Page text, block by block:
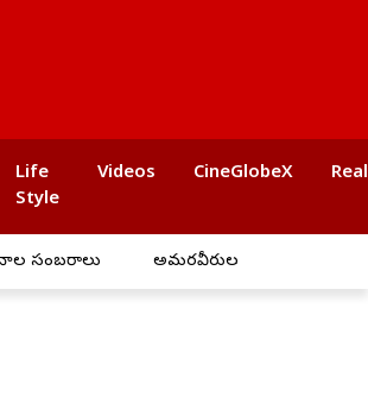
Life
Style
Videos CineGlobeX
అమరవీరులు దస్తాగిరి, రాంచందర్ త్యాగం